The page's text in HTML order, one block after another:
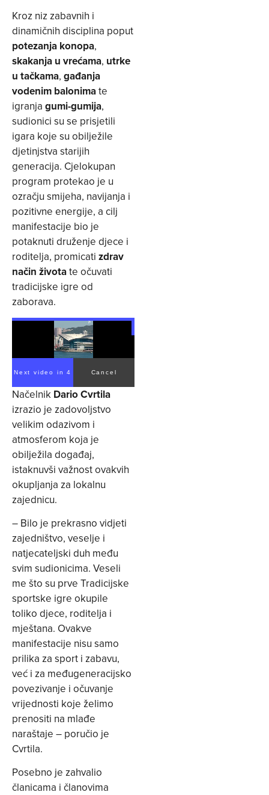
Kroz niz zabavnih i
dinamičnih disciplina poput
potezanja konopa,
skakanja u vrećama, utrke
u tačkama, gađanja
vodenim balonimate
igranja gumi-gumija,
sudionici su se prisjetili
igara koje su obilježile
djetinjstva starijih
generacija. Cjelokupan
program protekao je u
ozračju smijeha, navijanja i
pozitivne energije, a cilj
manifestacije bio je
potaknuti druženje djece i
roditelja, promicati zdrav
način životate očuvati
tradicijske igre od
zaborava.
Next video in 3 Cancel
Načelnik Dario Cvrtila
izrazio je zadovoljstvo
velikim odazivom i
atmosferom koja je
obilježila događaj,
istaknuvši važnost ovakvih
okupljanja za lokalnu
zajednicu.
– Bilo je prekrasno vidjeti
zajedništvo, veselje i
natjecateljski duh među
svim sudionicima. Veseli
me što su prve Tradicijske
sportske igre okupile
toliko djece, roditelja i
mještana. Ovakve
manifestacije nisu samo
prilika za sport i zabavu,
već i za međugeneracijsko
povezivanje i očuvanje
vrijednosti koje želimo
prenositi na mlađe
naraštaje – poručio je
Cvrtila.
Posebno je zahvalio
članicama i članovima